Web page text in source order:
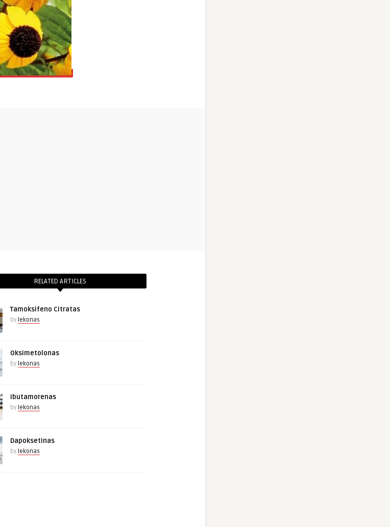
RELATED ARTICLES
Tamoksifeno Citratas
by lekonas
Oksimetolonas
by lekonas
Ibutamorenas
by lekonas
Dapoksetinas
by lekonas